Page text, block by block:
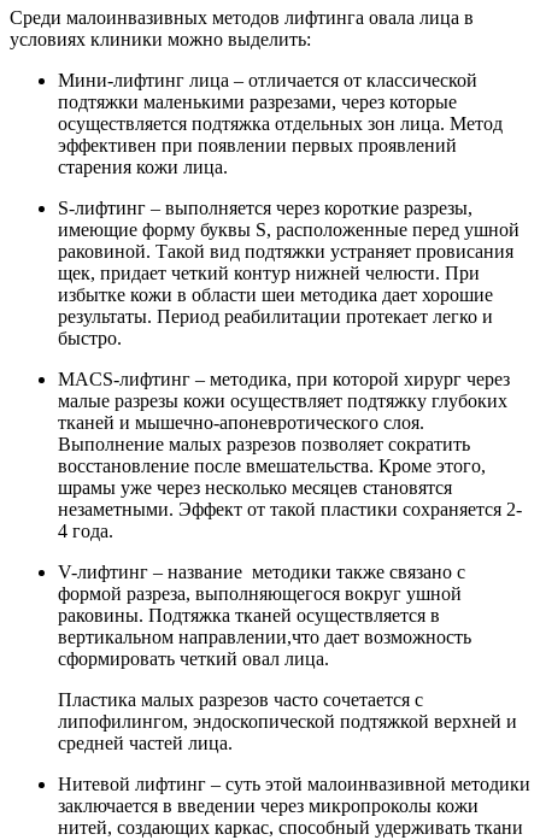
Среди малоинвазивных методов лифтинга овала лица в
условиях клиники можно выделить:
Мини-лифтинг лица – отличается от классической
подтяжки маленькими разрезами, через которые
осуществляется подтяжка отдельных зон лица. Метод
эффективен при появлении первых проявлений
старения кожи лица.
S-лифтинг – выполняется через короткие разрезы,
имеющие форму буквы S, расположенные перед ушной
раковиной. Такой вид подтяжки устраняет провисания
щек, придает четкий контур нижней челюсти. При
избытке кожи в области шеи методика дает хорошие
результаты. Период реабилитации протекает легко и
быстро.
MACS-лифтинг – методика, при которой хирург через
малые разрезы кожи осуществляет подтяжку глубоких
тканей и мышечно-апоневротического слоя.
Выполнение малых разрезов позволяет сократить
восстановление после вмешательства. Кроме этого,
шрамы уже через несколько месяцев становятся
незаметными. Эффект от такой пластики сохраняется 2-
4 года.
V-лифтинг – название методики также связано с
формой разреза, выполняющегося вокруг ушной
раковины. Подтяжка тканей осуществляется в
вертикальном направлении,что дает возможность
сформировать четкий овал лица.
Пластика малых разрезов часто сочетается с
липофилингом, эндоскопической подтяжкой верхней и
средней частей лица.
Нитевой лифтинг – суть этой малоинвазивной методики
заключается в введении через микропроколы кожи
нитей, создающих каркас, способный удерживать ткани